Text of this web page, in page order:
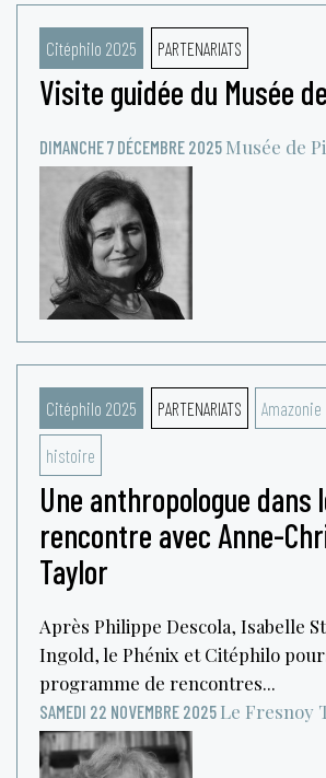
Citéphilo 2025 PARTENARIATS
Visite guidée du Musée
DIMANCHE 7 DÉCEMBRE 2025 Musée de
Citéphilo 2025 PARTENARIATS Amazonie
histoire
Une anthropologue dans
rencontre avec Anne-
Taylor
Après Philippe Descola, Isabelle
Ingold, le Phénix et Citéphilo
programme de rencontres...
SAMEDI 22 NOVEMBRE 2025 Le Fresnoy